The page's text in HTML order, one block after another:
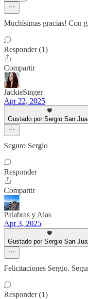
Muchísimas gracias! Con
Responder (1)
Compartir
JackieSinger
Apr 22, 2025
Gustado por Sergio San
Seguro Sergio
Responder
Compartir
Palabras y Alas
Apr 3, 2025
Gustado por Sergio San
Felicitaciones Sergio.
Responder (1)